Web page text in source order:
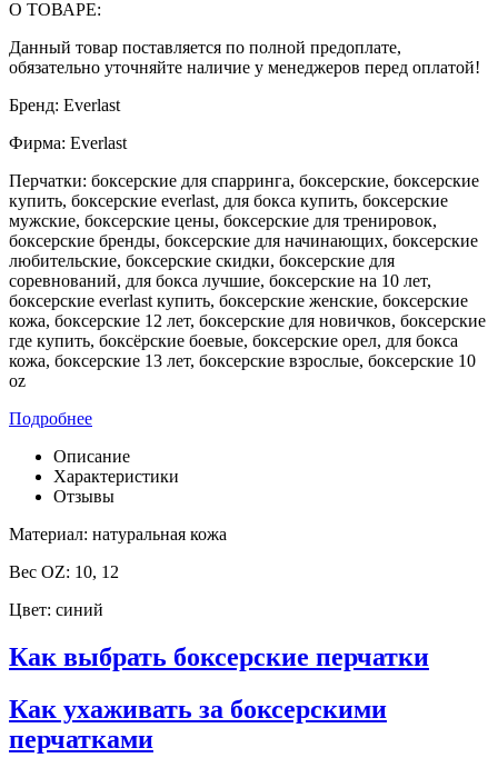
О ТОВАРЕ:
Данный товар поставляется по полной предоплате,
обязательно уточняйте наличие у менеджеров перед оплатой!
Бренд: Everlast
Фирма: Everlast
Перчатки: боксерские для спарринга, боксерские, боксерские
купить, боксерские everlast, для бокса купить, боксерские
мужские, боксерские цены, боксерские для тренировок,
боксерские бренды, боксерские для начинающих, боксерские
любительские, боксерские скидки, боксерские для
соревнований, для бокса лучшие, боксерские на 10 лет,
боксерские everlast купить, боксерские женские, боксерские
кожа, боксерские 12 лет, боксерские для новичков, боксерские
где купить, боксёрские боевые, боксерские орел, для бокса
кожа, боксерские 13 лет, боксерские взрослые, боксерские 10
oz
Подробнее
Описание
Характеристики
Отзывы
Материал: натуральная кожа
Вес OZ: 10, 12
Цвет: синий
Как выбрать боксерские перчатки
Как ухаживать за боксерскими
перчатками